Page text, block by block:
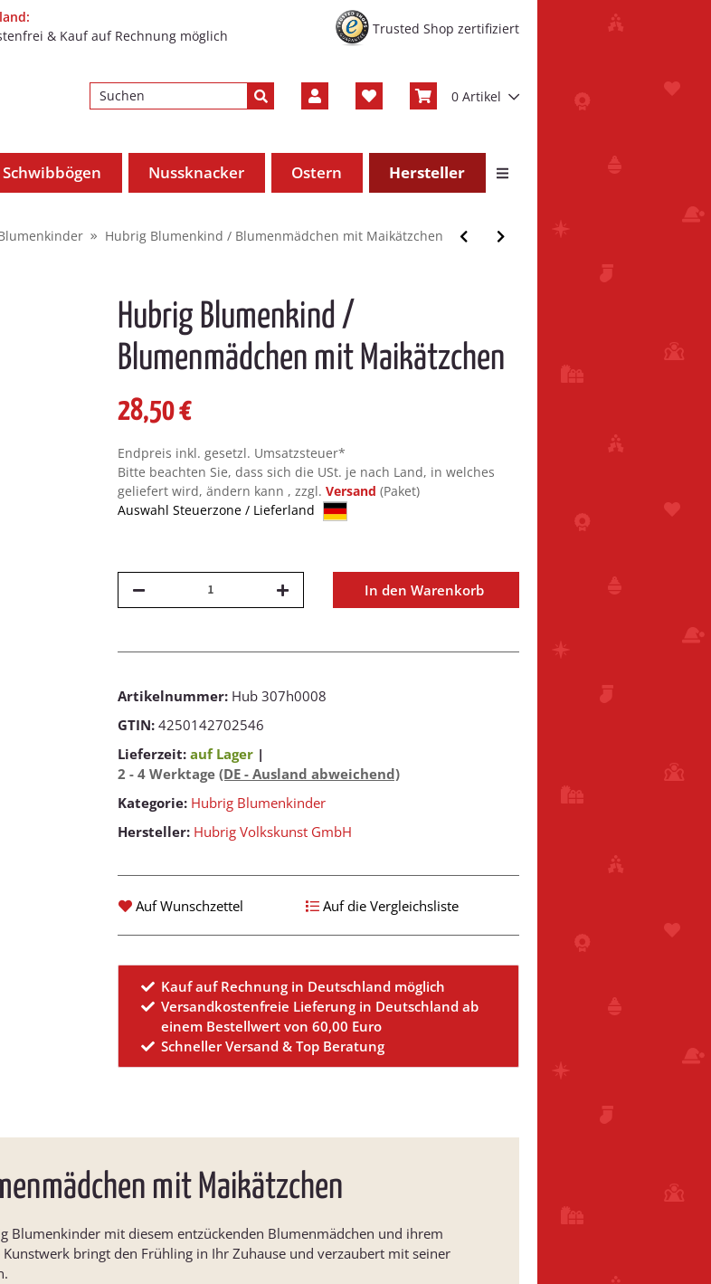
& Kauf auf Rechnung möglich
Trusted Shop zertifiziert
0 Artikel
Schwibbögen Nussknacker Ostern Hersteller
Hubrig Blumenkind / Blumenmädchen mit Maikätzchen
Hubrig Blumenkind /
Blumenmädchen mit Maikätzchen
28,50 €
Endpreis inkl. gesetzl. Umsatzsteuer*
Bitte beachten Sie, dass sich die USt. je nach Land, in welches
geliefert wird, ändern kann , zzgl. Versand (Paket)
Auswahl Steuerzone / Lieferland
In den Warenkorb
Artikelnummer: Hub 307h0008
GTIN: 4250142702546
Lieferzeit: auf Lager |
2 - 4 Werktage (DE - Ausland abweichend)
Kategorie: Hubrig Blumenkinder
Hersteller: Hubrig Volkskunst GmbH
Auf Wunschzettel Auf die Vergleichsliste
Kauf auf Rechnung in Deutschland möglich
Versandkostenfreie Lieferung in Deutschland ab
einem Bestellwert von 60,00 Euro
Schneller Versand & Top Beratung
mit Maikätzchen
Blumenkinder mit diesem entzückenden Blumenmädchen und ihrem
bringt den Frühling in Ihr Zuhause und verzaubert mit seiner